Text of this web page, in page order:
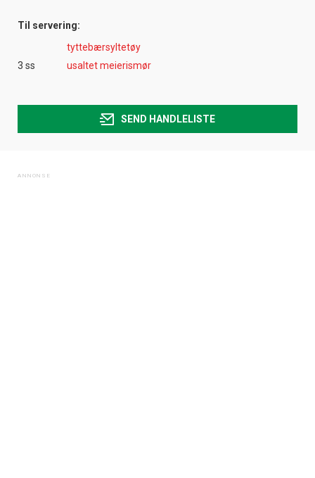
Til servering:
tyttebærsyltetøy
3 ss
usaltet meierismør
SEND HANDLELISTE